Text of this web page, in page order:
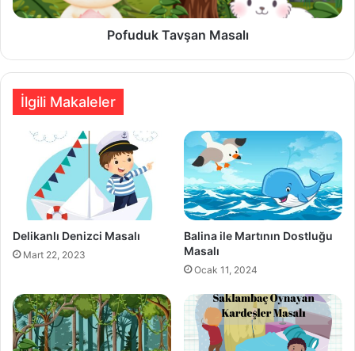
Pofuduk Tavşan Masalı
İlgili Makaleler
Delikanlı Denizci Masalı
Mart 22, 2023
Balina ile Martının Dostluğu
Masalı
Ocak 11, 2024